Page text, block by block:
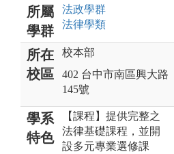
所屬
學群
法政學群
法律學類
所在
校區
校本部
402 台中市南區興大路
145號
學系
特色
【課程】提供完整之
法律基礎課程，並開
設多元專業選修課